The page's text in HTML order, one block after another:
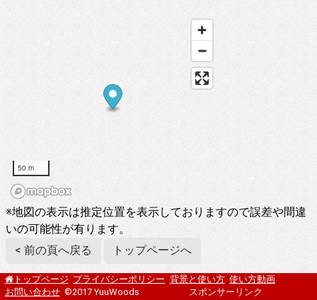
50 m
※地図の表示は推定位置を表示しておりますので誤差や間違
いの可能性が有ります。
< 前の頁へ戻る
トップページへ
トップページ プライバシーポリシー 背景と使い方 使い方動画
お問い合わせ ©2017 YuuWoods スポンサーリンク